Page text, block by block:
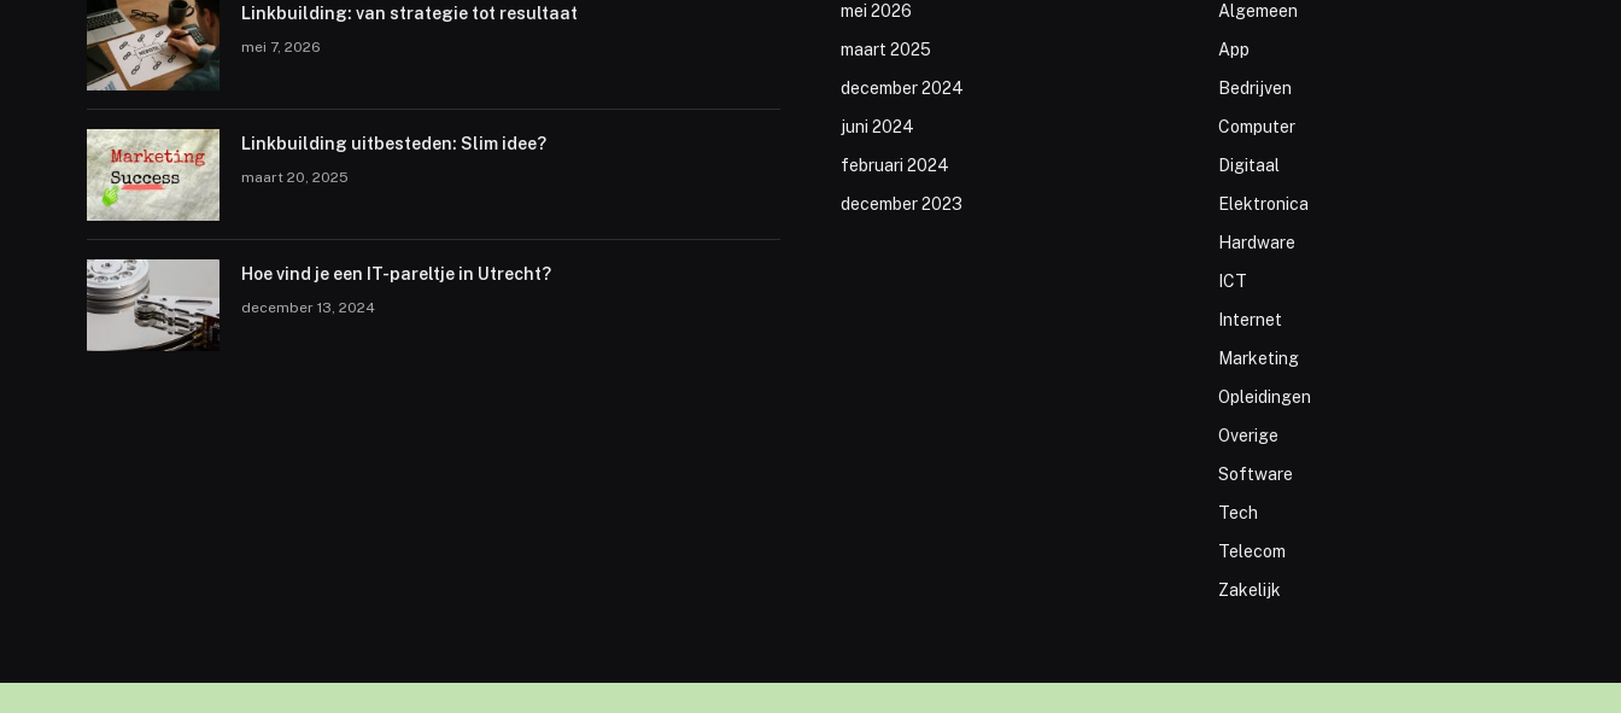
Linkbuilding: van strategie tot resultaat
mei 7, 2026
Linkbuilding uitbesteden: Slim idee?
maart 20, 2025
Hoe vind je een IT-pareltje in Utrecht?
december 13, 2024
mei 2026
maart 2025
december 2024
juni 2024
februari 2024
december 2023
Algemeen
App
Bedrijven
Computer
Digitaal
Elektronica
Hardware
ICT
Internet
Marketing
Opleidingen
Overige
Software
Tech
Telecom
Zakelijk